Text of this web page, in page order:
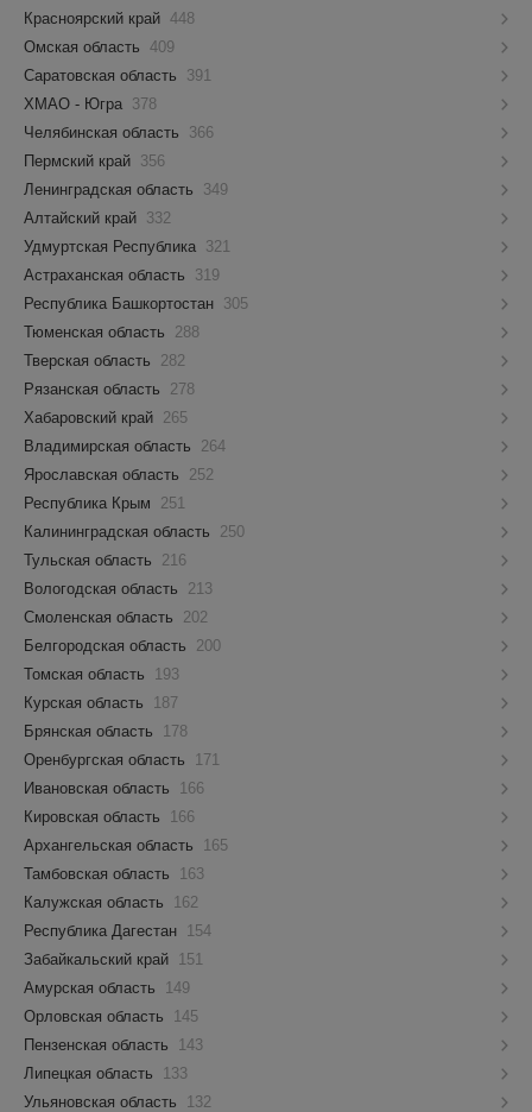
Красноярский край 448
Омская область 409
Саратовская область
391
ХМАО - Югра 378
Челябинская область
366
Пермский край 356
Ленинградская область
349
Алтайский край 332
Удмуртская Республика 321
Астраханская область
319
Республика Башкортостан 305
Тюменская область
288
Тверская область
282
Рязанская область
278
Хабаровский край 265
Владимирская область
264
Ярославская область
252
Республика Крым
251
Калининградская область
250
Тульская область
216
Вологодская область
213
Смоленская область
202
Белгородская область
200
Томская область
193
Курская область
187
Брянская область
178
Оренбургская область
171
Ивановская область
166
Кировская область
166
Архангельская область
165
Тамбовская область
163
Калужская область
162
Республика Дагестан
154
Забайкальский край
151
Амурская область
149
Орловская область
145
Пензенская область
143
Липецкая область
133
Ульяновская область
132